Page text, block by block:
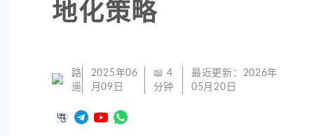
地化策略
路
遥
2025年06
月09日
📖 4
分钟
最近更新： 2026年
05月20日